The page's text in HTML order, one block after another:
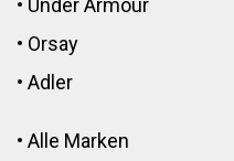
• Under Armour
• Orsay
• Adler
• Alle Marken